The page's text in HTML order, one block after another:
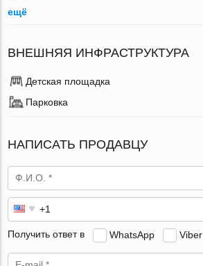
ещё
ВНЕШНЯЯ ИНФРАСТРУКТУРА
Детская площадка
Парковка
НАПИСАТЬ ПРОДАВЦУ
Получить ответ в WhatsApp Viber